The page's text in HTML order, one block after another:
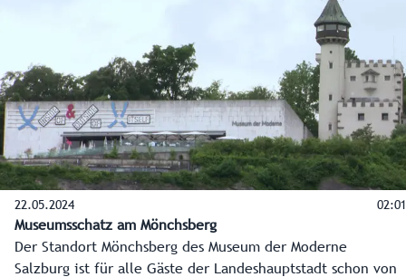
das neugeschaffene „Belvedere Salzburg“. Bei einer
Pressekonferenz wurde am 12. November der Startschuss
für die nächste Phase, den Start der Sanierung, gegeben.
22.05.2024 02:01
Museumsschatz am Mönchsberg
Der Standort Mönchsberg des Museum der Moderne
Salzburg ist für alle Gäste der Landeshauptstadt schon von